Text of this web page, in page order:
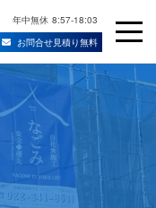
年中無休 8:57-18:03
お問合せ見積り無料
業者